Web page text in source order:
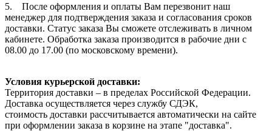
5. После оформления и оплаты Вам перезвонит наш
менеджер для подтверждения заказа и согласования сроков
доставки. Статус заказа Вы сможете отслеживать в личном
кабинете. Обработка заказа производится в рабочие дни с
08.00 до 17.00 (по московскому времени).
Условия курьерской доставки:
Территория доставки – в пределах Российской Федерации.
Доставка осуществляется через службу СДЭК,
стоимость доставки рассчитывается автоматически на сайте
при оформлении заказа в корзине на этапе "доставка".